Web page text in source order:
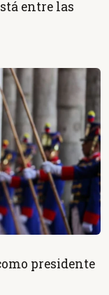
entre las
presidente